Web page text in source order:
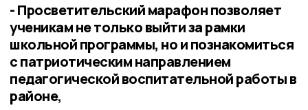
- Просветительский марафон позволяет
ученикам не только выйти за рамки
школьной программы, но и познакомиться
с патриотическим направлением
педагогической воспитательной работы в
районе,